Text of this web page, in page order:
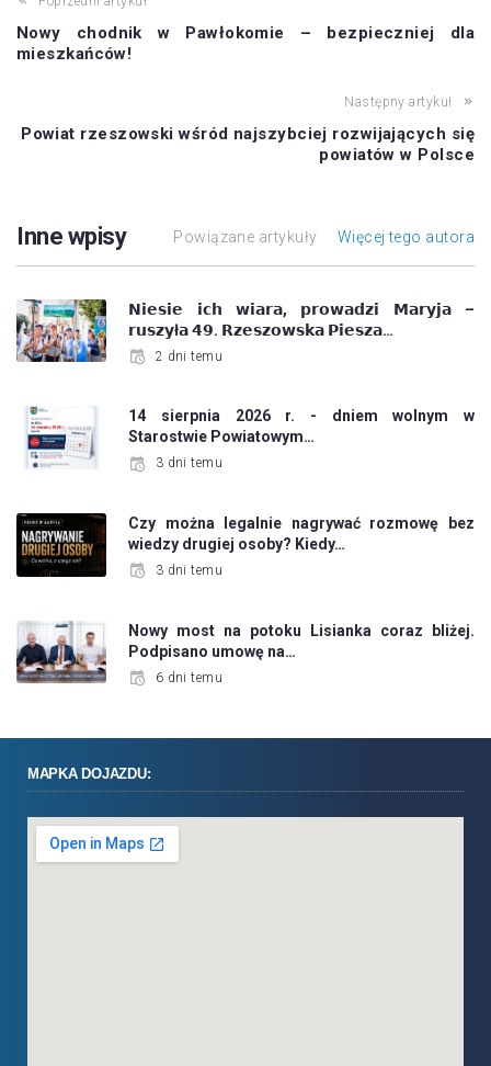
Nowy chodnik w Pawłokomie – bezpieczniej dla
mieszkańców!
Następny artykuł
Powiat rzeszowski wśród najszybciej rozwijających się
powiatów w Polsce
Inne wpisy Powiązane artykuły Więcej tego autora
𝗡𝗶𝗲𝘀𝗶𝗲 𝗶𝗰𝗵 𝘄𝗶𝗮𝗿𝗮, 𝗽𝗿𝗼𝘄𝗮𝗱𝘇𝗶 𝗠𝗮𝗿𝘆𝗷𝗮 –
𝗿𝘂𝘀𝘇𝘆ł𝗮 𝟰𝟵. 𝗥𝘇𝗲𝘀𝘇𝗼𝘄𝘀𝗸𝗮 𝗣𝗶𝗲𝘀𝘇𝗮…
2 dni temu
14 sierpnia 2026 r. - dniem wolnym w
Starostwie Powiatowym…
3 dni temu
Czy można legalnie nagrywać rozmowę bez
wiedzy drugiej osoby? Kiedy…
3 dni temu
Nowy most na potoku Lisianka coraz bliżej.
Podpisano umowę na…
6 dni temu
MAPKA DOJAZDU: